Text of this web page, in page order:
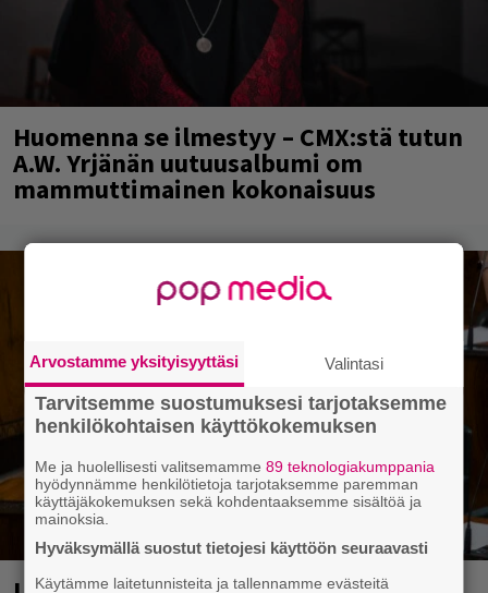
Huomenna se ilmestyy – CMX:stä tutun
A.W. Yrjänän uutuusalbumi om
mammuttimainen kokonaisuus
Arvostamme yksityisyyttäsi Valintasi
Tarvitsemme suostumuksesi tarjotaksemme
henkilökohtaisen käyttökokemuksen
Me ja huolellisesti valitsemamme89 teknologiakumppania
hyödynnämme henkilötietoja tarjotaksemme paremman
käyttäjäkokemuksen sekä kohdentaaksemme sisältöä ja
mainoksia.
Hyväksymällä suostut tietojesi käyttöön seuraavasti
Käytämme laitetunnisteita ja tallennamme evästeitä